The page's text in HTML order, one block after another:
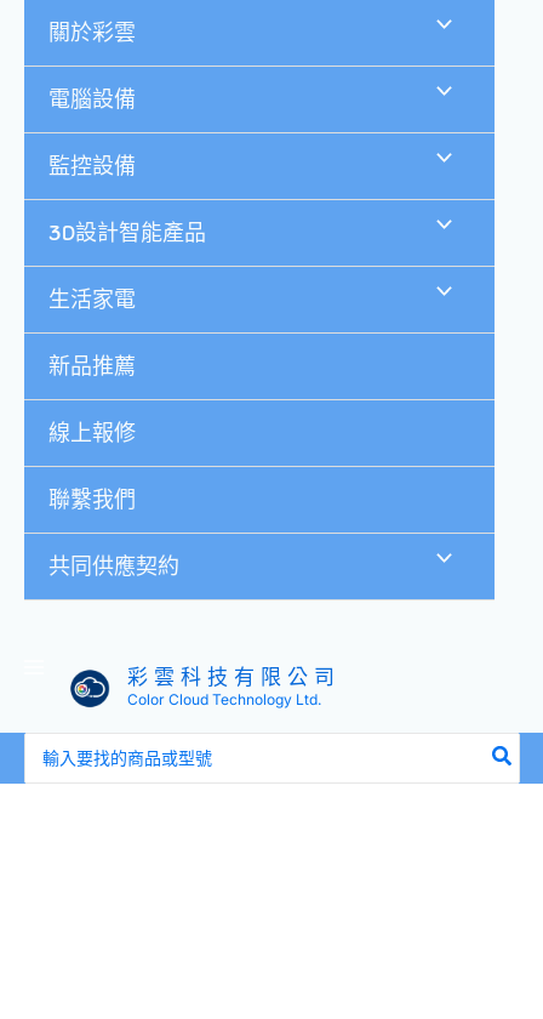
關於彩雲
電腦設備
監控設備
3D設計智能產品
生活家電
新品推薦
線上報修
聯繫我們
共同供應契約
彩 雲 科 技 有 限 公 司
Color Cloud Technology Ltd.
尋：